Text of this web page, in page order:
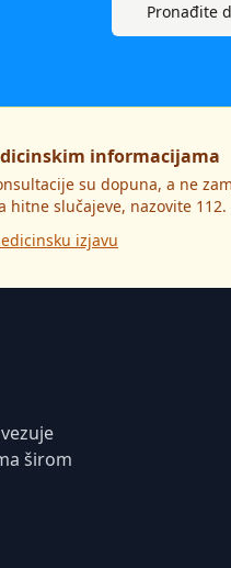
Pronađite
informacijama
su dopuna, a ne
hitne slučajeve, nazovite 112.
izjavu
širom